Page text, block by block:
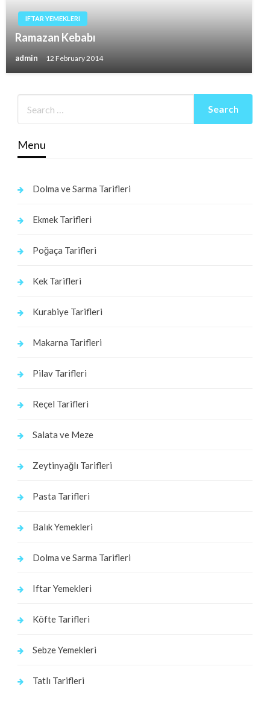
IFTAR YEMEKLERI
Ramazan Kebabı
admin 12 February 2014
Menu
Dolma ve Sarma Tarifleri
Ekmek Tarifleri
Poğaça Tarifleri
Kek Tarifleri
Kurabiye Tarifleri
Makarna Tarifleri
Pilav Tarifleri
Reçel Tarifleri
Salata ve Meze
Zeytinyağlı Tarifleri
Pasta Tarifleri
Balık Yemekleri
Dolma ve Sarma Tarifleri
Iftar Yemekleri
Köfte Tarifleri
Sebze Yemekleri
Tatlı Tarifleri